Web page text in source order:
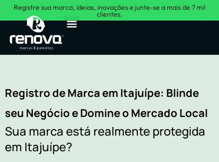
Registre sua marca, ideias, inovações e junte-se a mais de 7 mil
clientes.
Registro de Marca em Itajuípe: Blinde
seu Negócio e Domine o Mercado Local
Sua marca está realmente protegida
em Itajuípe?